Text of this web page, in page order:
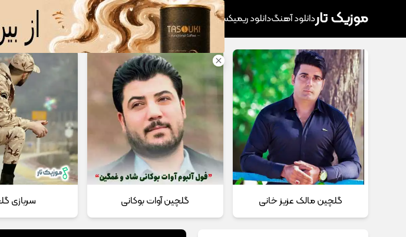
موزیک تاردانلود آهنگدانلود ریمیکسآهنگ پرطرفدار دانلود مداحیتماس با ما
گلچین مالک عزیز خانی گلچین آوات بوکانی سربازی